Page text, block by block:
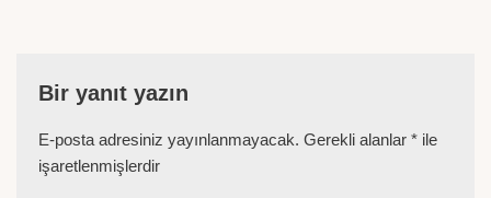
Bir yanıt yazın
E-posta adresiniz yayınlanmayacak. Gerekli alanlar * ile
işaretlenmişlerdir